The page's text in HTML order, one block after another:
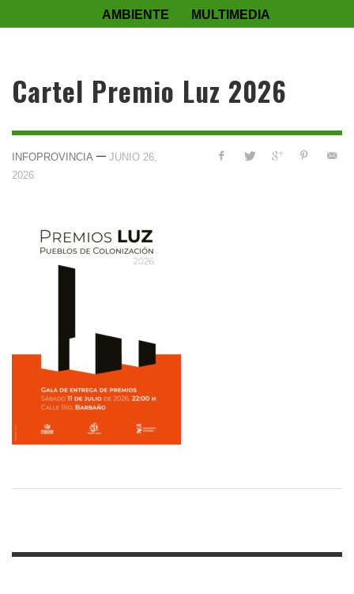
AMBIENTE
MULTIMEDIA
Cartel Premio Luz 2026
INFOPROVINCIA — JUNIO 26,
2026